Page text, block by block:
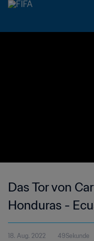
Das Tor von
Honduras -
18. Aug. 2022 49Sekunde